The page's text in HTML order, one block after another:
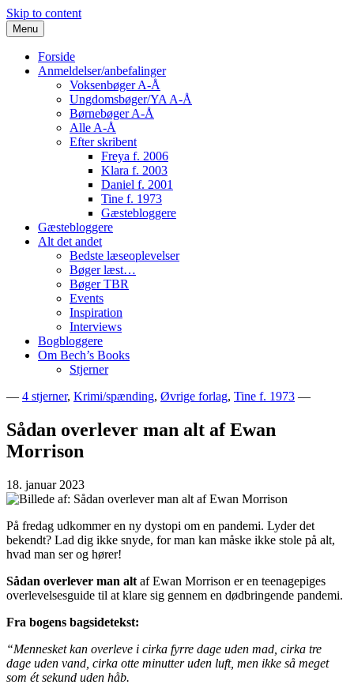
Skip to content
Menu
Forside
Anmeldelser/anbefalinger
Voksenbøger A-Å
Ungdomsbøger/YA A-Å
Børnebøger A-Å
Alle A-Å
Efter skribent
Freya f. 2006
Klara f. 2003
Daniel f. 2001
Tine f. 1973
Gæstebloggere
Gæstebloggere
Alt det andet
Bedste læseoplevelser
Bøger læst…
Bøger TBR
Events
Inspiration
Interviews
Bogbloggere
Om Bech’s Books
Stjerner
Bech's Books
— 4 stjerner, Krimi/spænding, Øvrige forlag, Tine f. 1973 —
Sådan overlever man alt af Ewan
Morrison
18. januar 2023
På fredag udkommer en ny dystopi om en pandemi. Lyder det
bekendt? Lad dig ikke snyde, for man kan måske ikke stole på alt,
hvad man ser og hører!
Sådan overlever man alt af Ewan Morrison er en teenagepiges
overlevelsesguide til at klare sig gennem en dødbringende pandemi.
Fra bogens bagsidetekst:
“Mennesket kan overleve i cirka fyrre dage uden mad, cirka tre
dage uden vand, cirka otte minutter uden luft, men ikke så meget
som ét sekund uden håb.